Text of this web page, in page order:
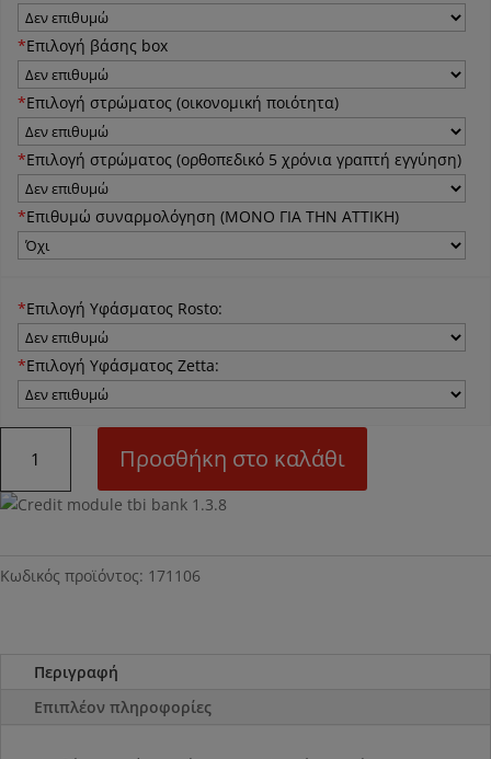
*Επιλογή βάσης box
*Eπιλογή στρώματος (οικονομική ποιότητα)
*Eπιλογή στρώματος (ορθοπεδικό 5 χρόνια γραπτή εγγύηση)
*Επιθυμώ συναρμολόγηση (ΜΟΝΟ ΓΙΑ ΤΗΝ ΑΤΤΙΚΗ)
*Επιλογή Υφάσματος Rosto:
*Επιλογή Υφάσματος Zetta:
Κρεβάτι
Myrto
με
ποσότητα
Προσθήκη στο καλάθι
Κωδικός προϊόντος: 171106
Περιγραφή
Επιπλέον πληροφορίες